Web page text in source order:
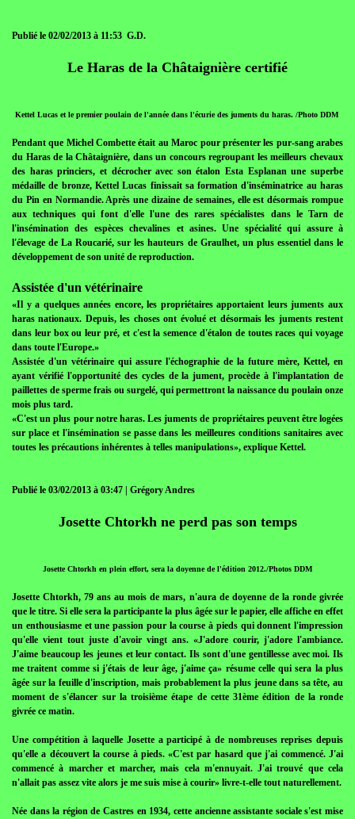
Publié le 02/02/2013 à 11:53 G.D.
Le Haras de la Châtaignière certifié
Kettel Lucas et le premier poulain de l'année dans l'écurie des juments du haras. /Photo DDM
Pendant que Michel Combette était au Maroc pour présenter les pur-sang arabes
du Haras de la Châtaignière, dans un concours regroupant les meilleurs chevaux
des haras princiers, et décrocher avec son étalon Esta Esplanan une superbe
médaille de bronze, Kettel Lucas finissait sa formation d'inséminatrice au haras
du Pin en Normandie. Après une dizaine de semaines, elle est désormais rompue
aux techniques qui font d'elle l'une des rares spécialistes dans le Tarn de
l'insémination des espèces chevalines et asines. Une spécialité qui assure à
l'élevage de La Roucarié, sur les hauteurs de Graulhet, un plus essentiel dans le
développement de son unité de reproduction.
Assistée d'un vétérinaire
«Il y a quelques années encore, les propriétaires apportaient leurs juments aux
haras nationaux. Depuis, les choses ont évolué et désormais les juments restent
dans leur box ou leur pré, et c'est la semence d'étalon de toutes races qui voyage
dans toute l'Europe.»
Assistée d'un vétérinaire qui assure l'échographie de la future mère, Kettel, en
ayant vérifié l'opportunité des cycles de la jument, procède à l'implantation de
paillettes de sperme frais ou surgelé, qui permettront la naissance du poulain onze
mois plus tard.
«C'est un plus pour notre haras. Les juments de propriétaires peuvent être logées
sur place et l'insémination se passe dans les meilleures conditions sanitaires avec
toutes les précautions inhérentes à telles manipulations», explique Kettel.
Publié le 03/02/2013 à 03:47 | Grégory Andres
Josette Chtorkh ne perd pas son temps
Josette Chtorkh en plein effort, sera la doyenne de l'édition 2012./Photos DDM
Josette Chtorkh, 79 ans au mois de mars, n'aura de doyenne de la ronde givrée
que le titre. Si elle sera la participante la plus âgée sur le papier, elle affiche en effet
un enthousiasme et une passion pour la course à pieds qui donnent l'impression
qu'elle vient tout juste d'avoir vingt ans. «J'adore courir, j'adore l'ambiance.
J'aime beaucoup les jeunes et leur contact. Ils sont d'une gentillesse avec moi. Ils
me traitent comme si j'étais de leur âge, j'aime ça» résume celle qui sera la plus
âgée sur la feuille d'inscription, mais probablement la plus jeune dans sa tête, au
moment de s'élancer sur la troisième étape de cette 31ème édition de la ronde
givrée ce matin.
Une compétition à laquelle Josette a participé à de nombreuses reprises depuis
qu'elle a découvert la course à pieds. «C'est par hasard que j'ai commencé. J'ai
commencé à marcher et marcher, mais cela m'ennuyait. J'ai trouvé que cela
n'allait pas assez vite alors je me suis mise à courir» livre-t-elle tout naturellement.
Née dans la région de Castres en 1934, cette ancienne assistante sociale s'est mise